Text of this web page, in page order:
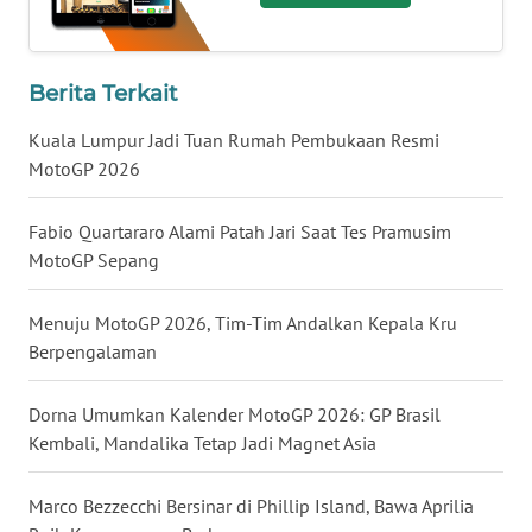
Berita Terkait
Kuala Lumpur Jadi Tuan Rumah Pembukaan Resmi
MotoGP 2026
Fabio Quartararo Alami Patah Jari Saat Tes Pramusim
MotoGP Sepang
Menuju MotoGP 2026, Tim-Tim Andalkan Kepala Kru
Berpengalaman
Dorna Umumkan Kalender MotoGP 2026: GP Brasil
Kembali, Mandalika Tetap Jadi Magnet Asia
Marco Bezzecchi Bersinar di Phillip Island, Bawa Aprilia
JATENG
WN
NUSANTARA
WN
JOGJA
WN
JATIM
WN
BALI
WN